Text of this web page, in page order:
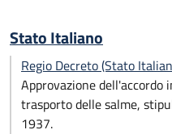
Stato Italiano
Regio Decreto (Stato
Approvazione
trasporto delle salme,
1937.